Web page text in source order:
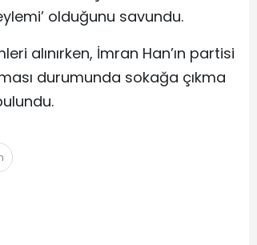
olduğunu savundu.
alınırken, İmran Han’ın partisi
durumunda sokağa çıkma